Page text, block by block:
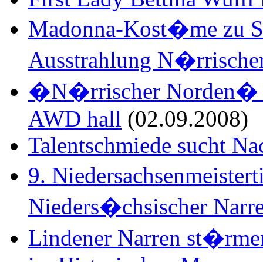
Madonna-Kost�me zu
Ausstrahlung
�N�rrischer Norden�
AWD hall (02.09.2008)
Talentschmiede sucht
9.
Nieders�chsischer
Lindener Narren